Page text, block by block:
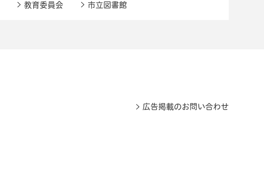
教育委員会 市立図書館
広告掲載のお問い合わせ